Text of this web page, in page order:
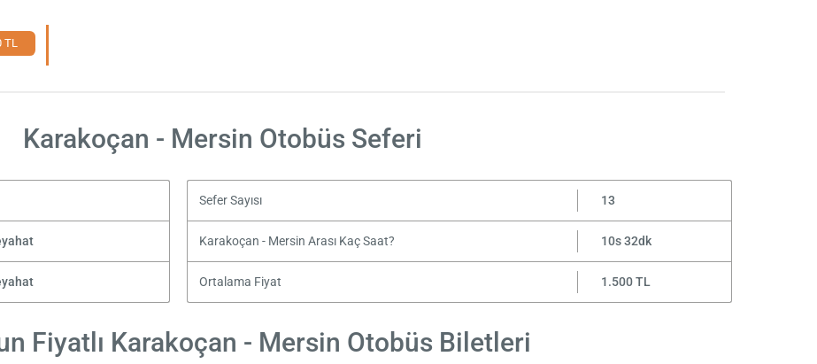
TL
Karakoçan - Mersin Otobüs Seferi
Sefer Sayısı 13
Karakoçan - Mersin Arası Kaç Saat? 10s 32dk
Ortalama Fiyat 1.500 TL
Fiyatlı Karakoçan - Mersin Otobüs Biletleri